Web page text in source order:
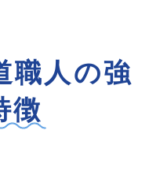
職人の強
徴